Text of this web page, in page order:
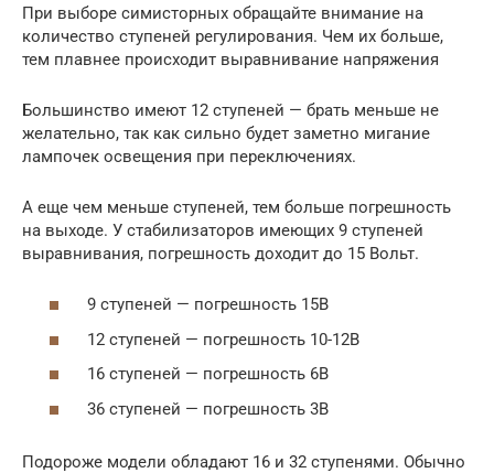
При выборе симисторных обращайте внимание на
количество ступеней регулирования. Чем их больше,
тем плавнее происходит выравнивание напряжения
Большинство имеют 12 ступеней — брать меньше не
желательно, так как сильно будет заметно мигание
лампочек освещения при переключениях.
А еще чем меньше ступеней, тем больше погрешность
на выходе. У стабилизаторов имеющих 9 ступеней
выравнивания, погрешность доходит до 15 Вольт.
9 ступеней — погрешность 15В
12 ступеней — погрешность 10-12В
16 ступеней — погрешность 6В
36 ступеней — погрешность 3В
Подороже модели обладают 16 и 32 ступенями. Обычно